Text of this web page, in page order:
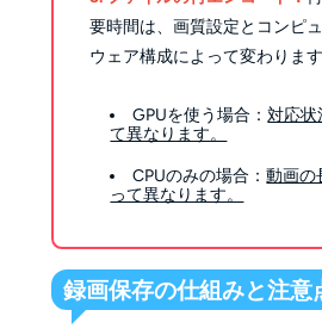
要時間は、画質設定とコンピ
ウェア構成によって変わります
GPUを使う場合：対応状
て異なります。
CPUのみの場合：動画の
って異なります。
録画保存の仕組みと注意